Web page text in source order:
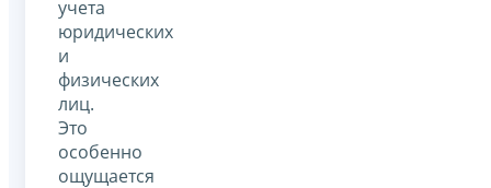
учета
юридических
и
физических
лиц.
Это
особенно
ощущается